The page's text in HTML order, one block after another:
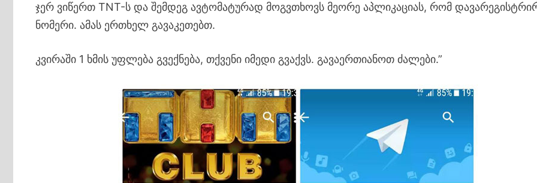
ჯერ ვიწერთ TNT-ს და შემდეგ ავტომატურად მოგვთხოვს მეორე აპლიკაციას, რომ
ნომერი. ამას ერთხელ გავაკეთებთ.
კვირაში 1 ხმის უფლება გვექნება, თქვენი იმედი გვაქვს. გავაერთიანოთ ძალები.”